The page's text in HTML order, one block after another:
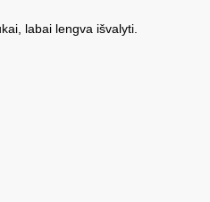
labai lengva išvalyti.